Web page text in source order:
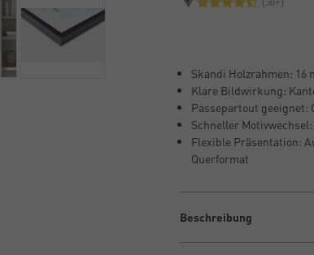
Skandi Holzrahmen: 16
Klare Bildwirkung:
Passepartout geeignet:
Schneller
Flexible Präsentation:
Querformat
Beschreibung